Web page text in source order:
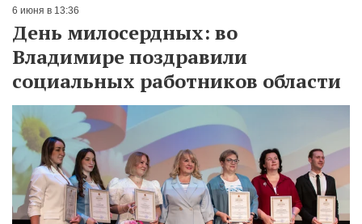
6 июня в 13:36
День милосердных: во
Владимире поздравили
социальных работников области